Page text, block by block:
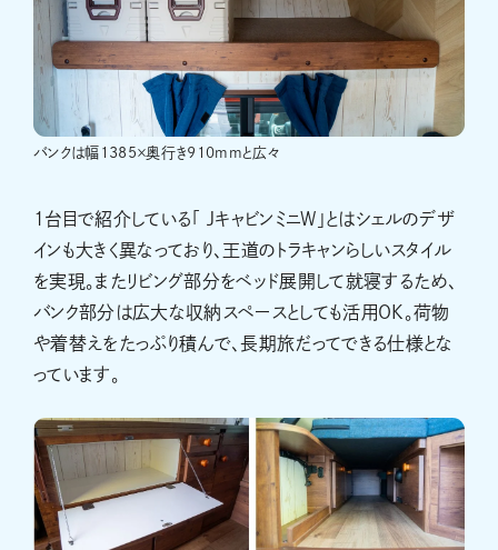
バンクは幅1385×奥行き910mmと広々
1台目で紹介している「 JキャビンミニW」とはシェルのデザ
インも大きく異なっており、王道のトラキャンらしいスタイル
を実現。またリビング部分をベッド展開して就寝するため、
バンク部分は広大な収納スペースとしても活用OK。荷物
や着替えをたっぷり積んで、長期旅だってできる仕様とな
っています。